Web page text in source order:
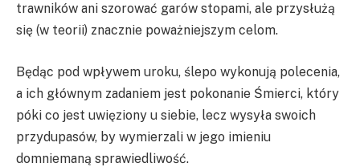
trawników ani szorować garów stopami, ale przysłużą
się (w teorii) znacznie poważniejszym celom.
Będąc pod wpływem uroku, ślepo wykonują polecenia,
a ich głównym zadaniem jest pokonanie Śmierci, który
póki co jest uwięziony u siebie, lecz wysyła swoich
przydupasów, by wymierzali w jego imieniu
domniemaną sprawiedliwość.